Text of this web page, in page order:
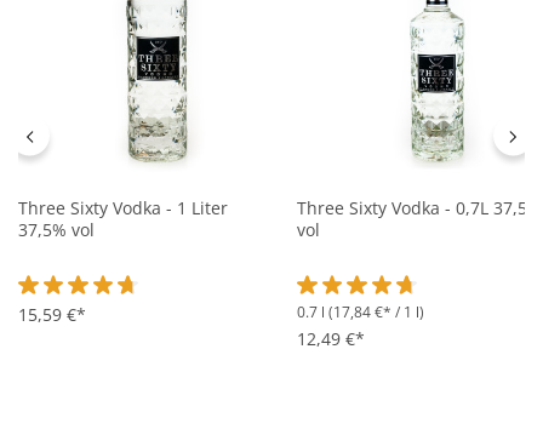
Three Sixty Vodka - 1 Liter
37,5% vol
Durchschnittliche Bewertung von 4.7 von 5 Sternen
15,59 €*
Three Sixty Vodka - 0,7L 37,5%
vol
Durchschnittliche
0.7 l (17,84 €* / 1 l)
12,49 €*